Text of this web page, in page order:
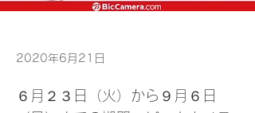
2020年6月21日
６月２３日（火）から９月６日